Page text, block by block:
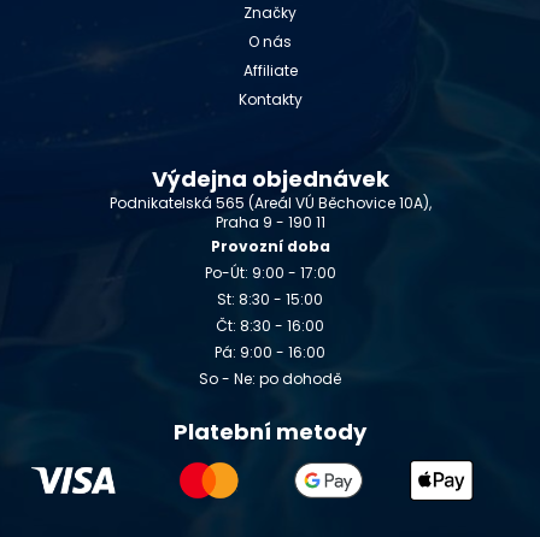
Značky
O nás
Affiliate
Kontakty
Výdejna objednávek
Podnikatelská 565 (Areál VÚ Běchovice 10A),
Praha 9 - 190 11
Provozní doba
Po-Út: 9:00 - 17:00
St: 8:30 - 15:00
Čt: 8:30 - 16:00
Pá: 9:00 - 16:00
So - Ne: po dohodě
Platební metody